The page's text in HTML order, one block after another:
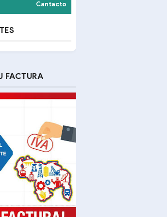
Cantacto
FACTURA